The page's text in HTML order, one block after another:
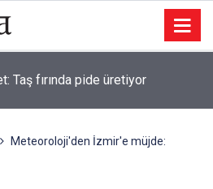
Taş fırında pide üretiyor
Canbolat, Şelale Parkı gezdi
Meteoroloji'den İzmir'e müjde: